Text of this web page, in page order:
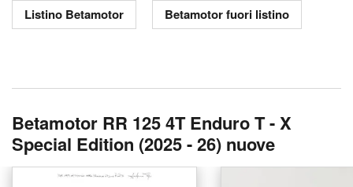
Listino Betamotor Betamotor fuori listino
Betamotor RR 125 4T Enduro T - X
Special Edition (2025 - 26) nuove